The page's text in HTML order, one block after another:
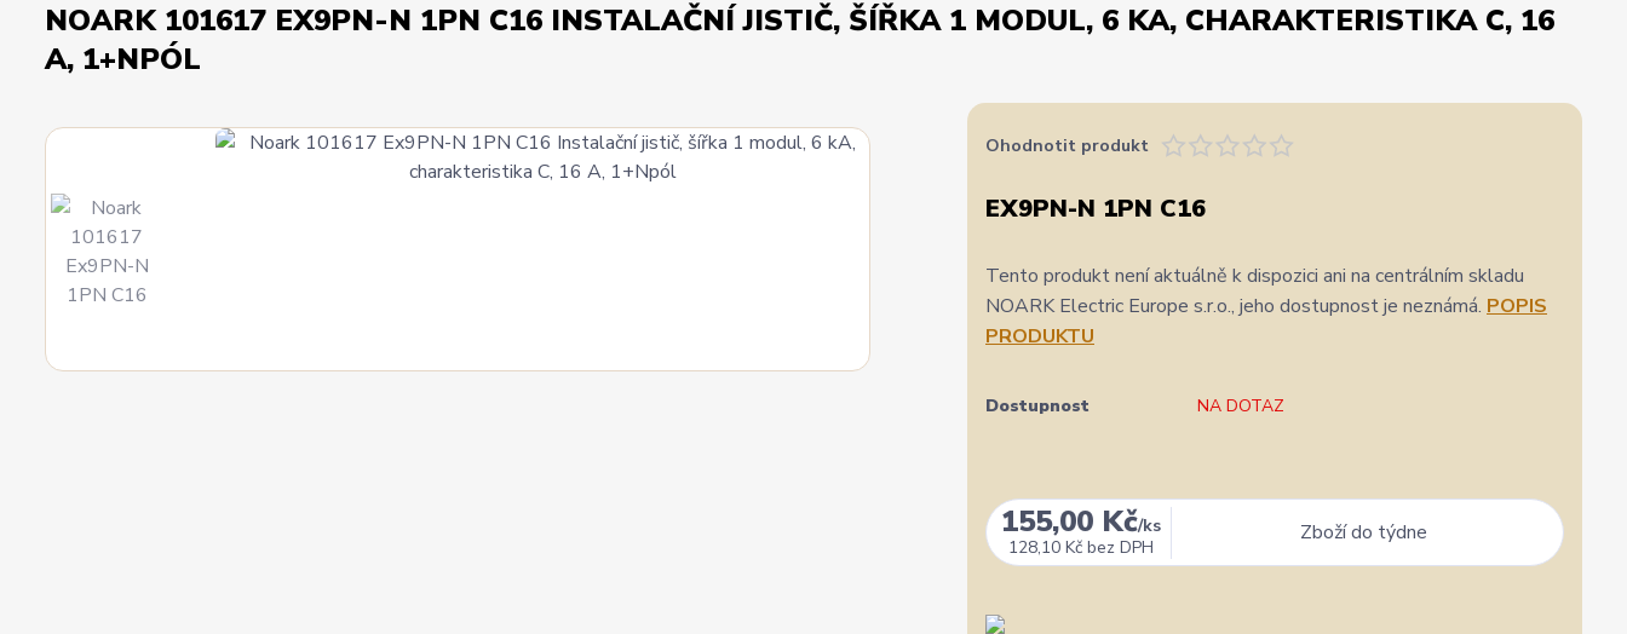
NOARK 101617 EX9PN-N 1PN C16 INSTALAČNÍ JISTIČ, ŠÍŘKA 1 MODUL, 6 KA, CHARAKTERISTIKA C, 16
A, 1+NPÓL
Ohodnotit produkt
EX9PN-N 1PN C16
Tento produkt není aktuálně k dispozici ani na centrálním skladu
NOARK Electric Europe s.r.o., jeho dostupnost je neznámá. POPIS
PRODUKTU
Dostupnost NA DOTAZ
155,00 Kč/ks
128,10 Kč bez DPH
Zboží do týdne